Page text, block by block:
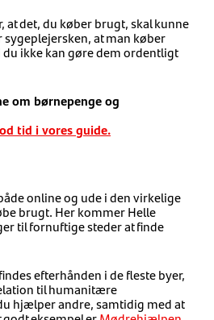
at det, du køber brugt, skal kunne
at man køber
ikke kan gøre dem ordentligt
om børnepenge og
tid i vores guide.
online og ude i den virkelige
brugt. Her kommer Helle
til fornuftige steder at finde
efterhånden i de fleste byer,
til humanitære
hjælper andre, samtidig med at